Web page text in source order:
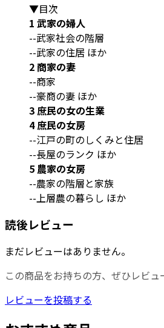
▼目次
1 武家の婦人
--武家社会の階層
--武家の住居 ほか
2 商家の妻
--商家
--豪商の妻 ほか
3 庶民の女の生業
4 庶民の女房
--江戸の町のしくみと住居
--長屋のランク ほか
5 農家の女房
--農家の階層と家族
--上層農の暮らし ほか
読後レビュー
まだレビューはありません。
この商品をお持ちの方、ぜひレビュ
レビューを投稿する